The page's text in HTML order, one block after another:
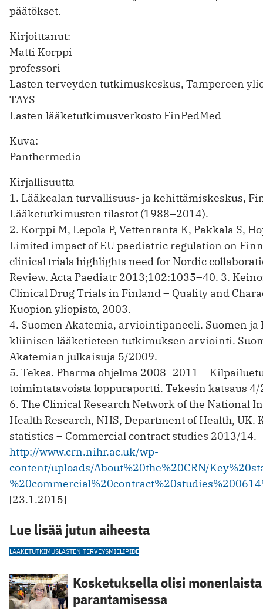
päätökset.
Kirjoittanut:
Matti Korppi
professori
Lasten terveyden tutkimuskeskus, Tampereen
TAYS
Lasten lääketutkimusverkosto FinPedMed
Kuva:
Panthermedia
Kirjallisuutta
1. Lääkealan turvallisuus- ja ­kehittämiskeskus,
Lääketutkimusten tilastot (1988–2014).
2. Korppi M, Lepola P, Vettenranta K, Pakkala S,
Limited impact of EU paediatric regulation on
clinical trials highlights need for Nordic
Review. Acta Paediatr 2013;102:1035–40. 3.
Clinical Drug Trials in Finland – Quality and
Kuopion yliopisto, 2003.
4. Suomen Akatemia, arviointi­paneeli. Suomen ja
kliinisen lääketieteen tutkimuksen arviointi.
Akatemian julkaisuja 5/2009.
5. Tekes. Pharma ohjelma 2008–2011 –
toimintatavoista loppuraportti. Tekesin katsaus 4/
6. The Clinical Research Network of the National
Health ­Research, NHS, Department of Health, UK.
statistics – Commercial contract studies 2013/14.
http://www.crn.nihr.ac.uk/wp-
content/uploads/About%20the%20CRN/
[23.1.2015]
Lue lisää jutun aiheesta
LÄÄKETUTKIMUSLASTEN TERVEYSMIELIPIDE
Kosketuksella olisi
parantamisessa